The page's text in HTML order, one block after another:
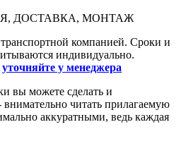
ДОСТАВКА, МОНТАЖ
транспортной компанией. Сроки и
индивидуально.
уточняйте у менеджера
вы можете сделать и
внимательно читать прилагаемую
аккуратными, ведь каждая